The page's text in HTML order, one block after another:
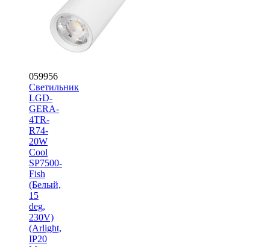
059956
Светильник
LGD-
GERA-
4TR-
R74-
20W
Cool
SP7500-
Fish
(Белый,
15
deg,
230V)
(Arlight,
IP20